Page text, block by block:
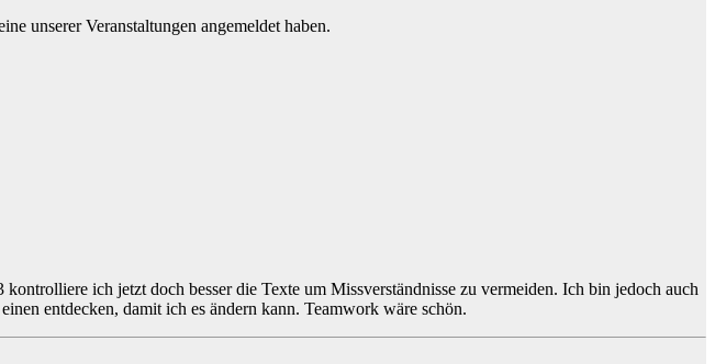
unserer Veranstaltungen angemeldet haben.
ich jetzt doch besser die Texte um Missverständnisse zu vermeiden. Ich bin jedoch auch
entdecken, damit ich es ändern kann. Teamwork wäre schön.